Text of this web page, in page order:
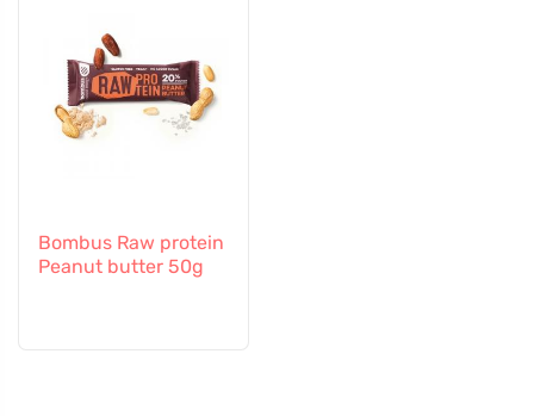
Bombus Raw protein
Peanut butter 50g